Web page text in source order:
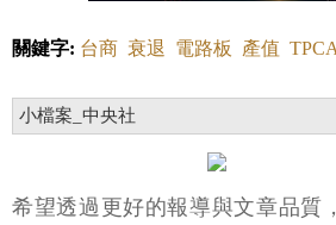
關鍵字: 台商 衰退 電路板 產值 TPCA
小檔案_中央社
希望透過更好的報導與文章品質